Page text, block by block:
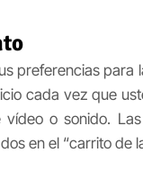
preferencias
cada vez que
o sonido.
en el “carrito